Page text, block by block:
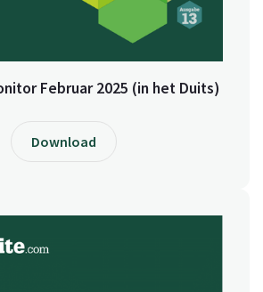
Februar 2025 (in het Duits)
Download